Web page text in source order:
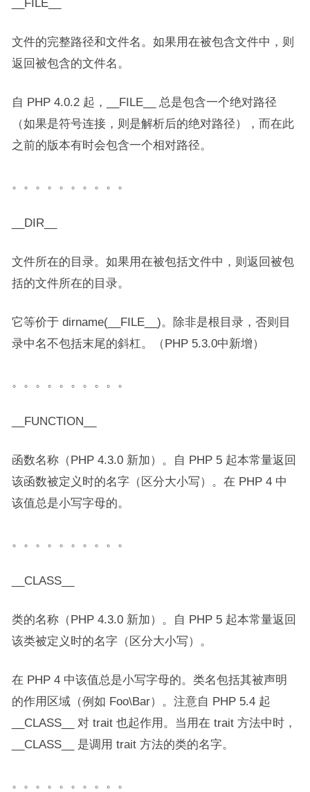
__FILE__
文件的完整路径和文件名。如果用在被包含文件中，则
返回被包含的文件名。
自 PHP 4.0.2 起，__FILE__ 总是包含一个绝对路径
（如果是符号连接，则是解析后的绝对路径），而在此
之前的版本有时会包含一个相对路径。
。。。。。。。。。。
__DIR__
文件所在的目录。如果用在被包括文件中，则返回被包
括的文件所在的目录。
它等价于 dirname(__FILE__)。除非是根目录，否则目
录中名不包括末尾的斜杠。（PHP 5.3.0中新增）
。。。。。。。。。。
__FUNCTION__
函数名称（PHP 4.3.0 新加）。自 PHP 5 起本常量返回
该函数被定义时的名字（区分大小写）。在 PHP 4 中
该值总是小写字母的。
。。。。。。。。。。
__CLASS__
类的名称（PHP 4.3.0 新加）。自 PHP 5 起本常量返回
该类被定义时的名字（区分大小写）。
在 PHP 4 中该值总是小写字母的。类名包括其被声明
的作用区域（例如 Foo\Bar）。注意自 PHP 5.4 起
__CLASS__ 对 trait 也起作用。当用在 trait 方法中时，
__CLASS__ 是调用 trait 方法的类的名字。
。。。。。。。。。。